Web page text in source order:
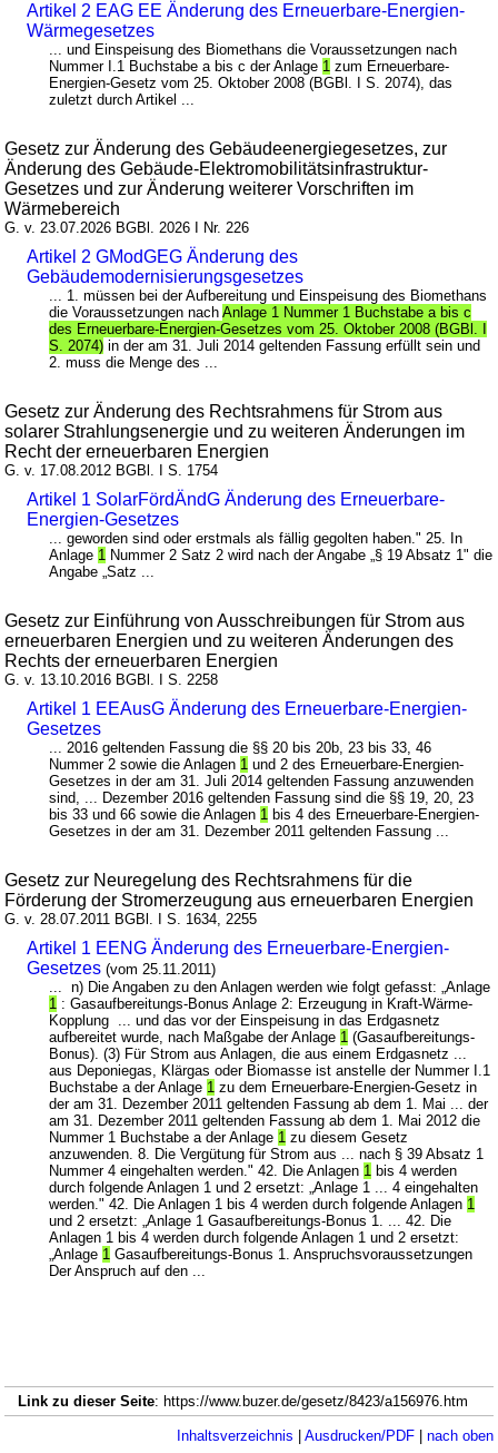
Artikel 2 EAG EE Änderung des Erneuerbare-Energien-
Wärmegesetzes
... und Einspeisung des Biomethans die Voraussetzungen nach
Nummer I.1 Buchstabe a bis c der Anlage 1 zum Erneuerbare-
Energien-Gesetz vom 25. Oktober 2008 (BGBl. I S. 2074), das
zuletzt durch Artikel ...
Gesetz zur Änderung des Gebäudeenergiegesetzes, zur
Änderung des Gebäude-Elektromobilitätsinfrastruktur-
Gesetzes und zur Änderung weiterer Vorschriften im
Wärmebereich
G. v. 23.07.2026 BGBl. 2026 I Nr. 226
Artikel 2 GModGEG Änderung des
Gebäudemodernisierungsgesetzes
... 1. müssen bei der Aufbereitung und Einspeisung des Biomethans
die Voraussetzungen nachAnlage 1 Nummer 1 Buchstabe a bis c
des Erneuerbare-Energien-Gesetzes vom 25. Oktober 2008 (BGBl. I
S. 2074) in der am 31. Juli 2014 geltenden Fassung erfüllt sein und
2. muss die Menge des ...
Gesetz zur Änderung des Rechtsrahmens für Strom aus
solarer Strahlungsenergie und zu weiteren Änderungen im
Recht der erneuerbaren Energien
G. v. 17.08.2012 BGBl. I S. 1754
Artikel 1 SolarFördÄndG Änderung des Erneuerbare-
Energien-Gesetzes
... geworden sind oder erstmals als fällig gegolten haben." 25. In
Anlage 1 Nummer 2 Satz 2 wird nach der Angabe „§ 19 Absatz 1" die
Angabe „Satz ...
Gesetz zur Einführung von Ausschreibungen für Strom aus
erneuerbaren Energien und zu weiteren Änderungen des
Rechts der erneuerbaren Energien
G. v. 13.10.2016 BGBl. I S. 2258
Artikel 1 EEAusG Änderung des Erneuerbare-Energien-
Gesetzes
... 2016 geltenden Fassung die §§ 20 bis 20b, 23 bis 33, 46
Nummer 2 sowie die Anlagen 1 und 2 des Erneuerbare-Energien-
Gesetzes in der am 31. Juli 2014 geltenden Fassung anzuwenden
sind, ... Dezember 2016 geltenden Fassung sind die §§ 19, 20, 23
bis 33 und 66 sowie die Anlagen 1 bis 4 des Erneuerbare-Energien-
Gesetzes in der am 31. Dezember 2011 geltenden Fassung ...
Gesetz zur Neuregelung des Rechtsrahmens für die
Förderung der Stromerzeugung aus erneuerbaren Energien
G. v. 28.07.2011 BGBl. I S. 1634, 2255
Artikel 1 EENG Änderung des Erneuerbare-Energien-
Gesetzes (vom 25.11.2011)
... n) Die Angaben zu den Anlagen werden wie folgt gefasst: „Anlage
1 : Gasaufbereitungs-Bonus Anlage 2: Erzeugung in Kraft-Wärme-
Kopplung ... und das vor der Einspeisung in das Erdgasnetz
aufbereitet wurde, nach Maßgabe der Anlage 1 (Gasaufbereitungs-
Bonus). (3) Für Strom aus Anlagen, die aus einem Erdgasnetz ...
aus Deponiegas, Klärgas oder Biomasse ist anstelle der Nummer I.1
Buchstabe a der Anlage 1 zu dem Erneuerbare-Energien-Gesetz in
der am 31. Dezember 2011 geltenden Fassung ab dem 1. Mai ... der
am 31. Dezember 2011 geltenden Fassung ab dem 1. Mai 2012 die
Nummer 1 Buchstabe a der Anlage 1 zu diesem Gesetz
anzuwenden. 8. Die Vergütung für Strom aus ... nach § 39 Absatz 1
Nummer 4 eingehalten werden." 42. Die Anlagen 1 bis 4 werden
durch folgende Anlagen 1 und 2 ersetzt: „Anlage 1 ... 4 eingehalten
werden." 42. Die Anlagen 1 bis 4 werden durch folgende Anlagen 1
und 2 ersetzt: „Anlage 1 Gasaufbereitungs-Bonus 1. ... 42. Die
Anlagen 1 bis 4 werden durch folgende Anlagen 1 und 2 ersetzt:
„Anlage 1 Gasaufbereitungs-Bonus 1. Anspruchsvoraussetzungen
Der Anspruch auf den ...
Link zu dieser Seite: https://www.buzer.de/gesetz/8423/a156976.htm
Inhaltsverzeichnis Ausdrucken/PDF| nach oben